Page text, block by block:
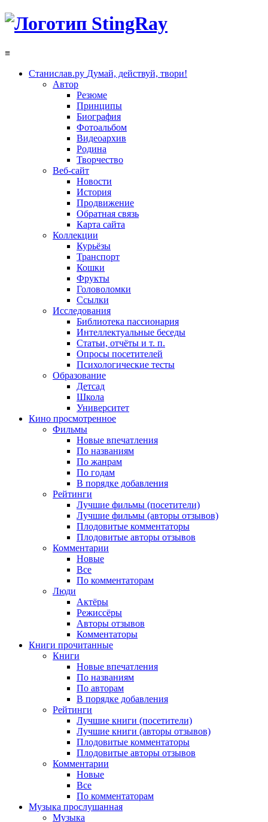
≡
Станислав.ру Думай, действуй, твори!
Автор
Резюме
Принципы
Биография
Фотоальбом
Видеоархив
Родина
Творчество
Веб-сайт
Новости
История
Продвижение
Обратная связь
Карта сайта
Коллекции
Курьёзы
Транспорт
Кошки
Фрукты
Головоломки
Ссылки
Исследования
Библиотека пассионария
Интеллектуальные беседы
Статьи, отчёты и т. п.
Опросы посетителей
Психологические тесты
Образование
Детсад
Школа
Университет
Кино просмотренное
Фильмы
Новые впечатления
По названиям
По жанрам
По годам
В порядке добавления
Рейтинги
Лучшие фильмы (посетители)
Лучшие фильмы (авторы отзывов)
Плодовитые комментаторы
Плодовитые авторы отзывов
Комментарии
Новые
Все
По комментаторам
Люди
Актёры
Режиссёры
Авторы отзывов
Комментаторы
Книги прочитанные
Книги
Новые впечатления
По названиям
По авторам
В порядке добавления
Рейтинги
Лучшие книги (посетители)
Лучшие книги (авторы отзывов)
Плодовитые комментаторы
Плодовитые авторы отзывов
Комментарии
Новые
Все
По комментаторам
Музыка прослушанная
Музыка